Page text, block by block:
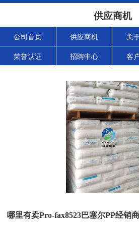
供应商机
公司首页 供应商机 关
荣誉认证 招聘中心 客
哪里有卖Pro-fax8523巴塞尔PP经销